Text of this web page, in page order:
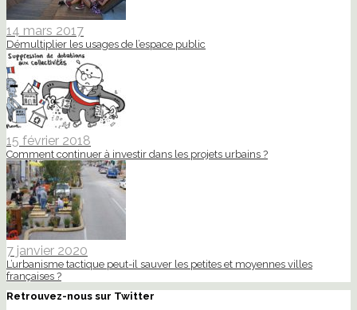
14 mars 2017
Démultiplier les usages de l’espace public
15 février 2018
Comment continuer à investir dans les projets urbains ?
7 janvier 2020
L’urbanisme tactique peut-il sauver les petites et moyennes villes
françaises ?
Retrouvez-nous sur Twitter